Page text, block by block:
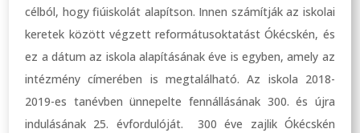
célból, hogy fiúiskolát alapítson. Innen számítják az iskolai
keretek között végzett reformátusoktatást Ókécskén, és
ez a dátum az iskola alapításának éve is egyben, amely az
intézmény címerében is megtalálható. Az iskola 2018-
2019-es tanévben ünnepelte fennállásának 300. és újra
indulásának 25. évfordulóját. 300 éve zajlik Ókécskén